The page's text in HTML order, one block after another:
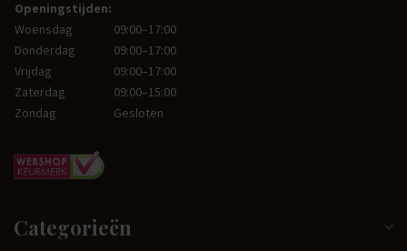
Openingstijden:
Woensdag
09:00–17:00
Donderdag
09:00–17:00
Vrijdag
09:00–17:00
Zaterdag
09:00–15:00
Zondag
Gesloten
Categorieën